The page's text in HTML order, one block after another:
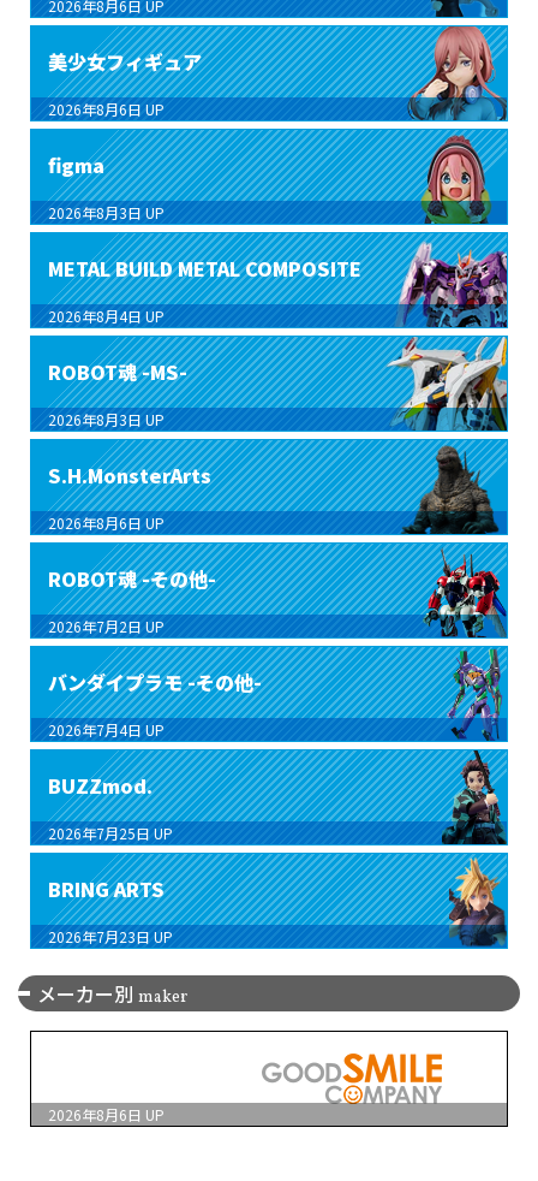
2026年8月6日 UP
美少女フィギュア
2026年8月6日 UP
figma
2026年8月3日 UP
METAL BUILD METAL COMPOSITE
2026年8月4日 UP
ROBOT魂 -MS-
2026年8月3日 UP
S.H.MonsterArts
2026年8月6日 UP
ROBOT魂 -その他-
2026年7月2日 UP
バンダイプラモ -その他-
2026年7月4日 UP
BUZZmod.
2026年7月25日 UP
BRING ARTS
2026年7月23日 UP
メーカー別 maker
2026年8月6日 UP